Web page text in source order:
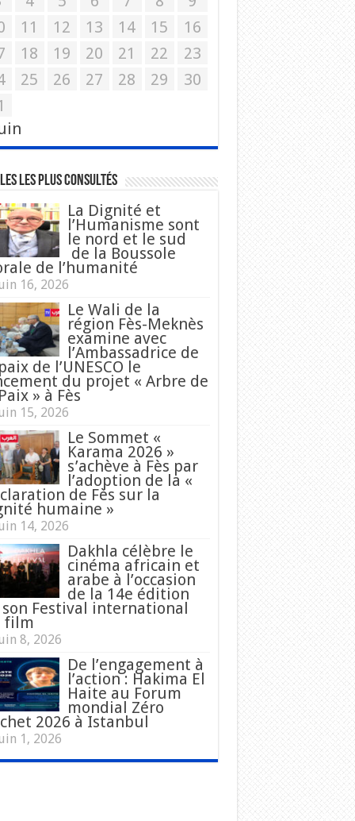
11 12 13 14 15
16
18 19 20 21 22
23
25 26 27 28 29
30
les plus consultés
La Dignité et
l’Humanisme sont
le nord et le sud
de la Boussole
de l’humanité
16, 2026
Le Wali de la
région Fès-Meknès
examine avec
l’Ambassadrice de
de l’UNESCO le
du projet « Arbre de
» à Fès
15, 2026
Le Sommet «
Karama 2026 »
s’achève à Fès par
l’adoption de la «
de Fès sur la
humaine »
14, 2026
Dakhla célèbre le
cinéma africain et
arabe à l’occasion
de la 14e édition
son Festival international
film
8, 2026
De l’engagement à
l’action : Hakima El
Haite au Forum
mondial Zéro
2026 à Istanbul
1, 2026